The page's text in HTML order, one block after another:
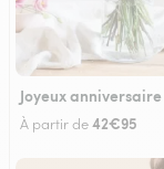
Joyeux anniversaire
À partir de42€95